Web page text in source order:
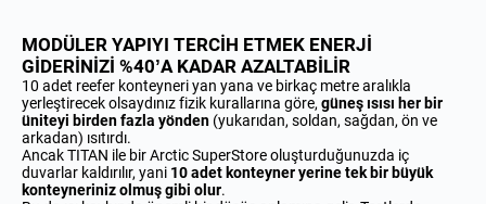
MODÜLER YAPIYI TERCİH ETMEK ENERJİ
GİDERİNİZİ %40’A KADAR AZALTABİLİR
10 adet reefer konteyneri yan yana ve birkaç metre aralıkla
yerleştirecek olsaydınız fizik kurallarına göre, güneş ısısı her bir
üniteyi birden fazla yönden (yukarıdan, soldan, sağdan, ön ve
arkadan) ısıtırdı.
Ancak TITAN ile bir Arctic SuperStore oluşturduğunuzda iç
duvarlar kaldırılır, yani 10 adet konteyner yerine tek bir büyük
konteyneriniz olmuş gibi olur.